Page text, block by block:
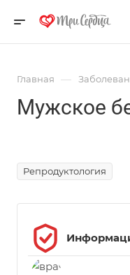
Главная —
Мужское
Репродуктология